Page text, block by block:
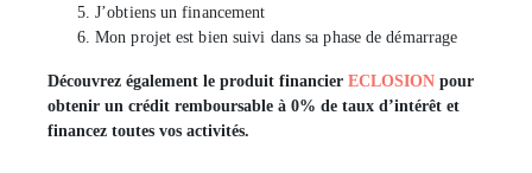
J’obtiens un financement
Mon projet est bien suivi dans sa phase de démarrage
Découvrez également le produit financier ECLOSION pour
obtenir un crédit remboursable à 0% de taux d’intérêt et
financez toutes vos activités.